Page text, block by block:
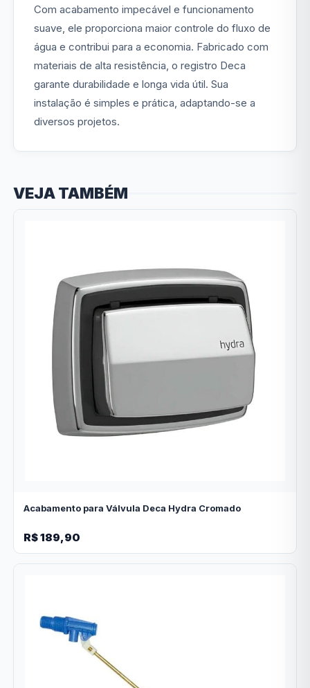
Com acabamento impecável e funcionamento
suave, ele proporciona maior controle do fluxo de
água e contribui para a economia. Fabricado com
materiais de alta resistência, o registro Deca
garante durabilidade e longa vida útil. Sua
instalação é simples e prática, adaptando-se a
diversos projetos.
VEJA TAMBÉM
Acabamento para Válvula Deca Hydra Cromado
R$ 189,90